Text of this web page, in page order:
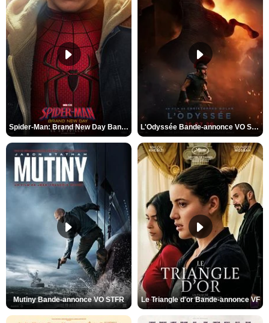
Spider-Man: Brand New Day Bande-annonce VO STFR L'Odyssée Bande-annonce VO STFR
Mutiny Bande-annonce VO STFR Le Triangle d'or Bande-annonce VF